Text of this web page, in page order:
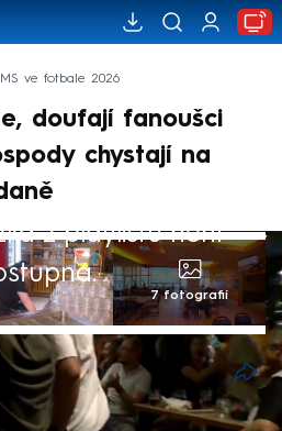
MS ve fotbale 2026
doufají fanoušci
chystají na
z playlistu není
7 fotografií
,Tomáš Polák, Karlovy Vary